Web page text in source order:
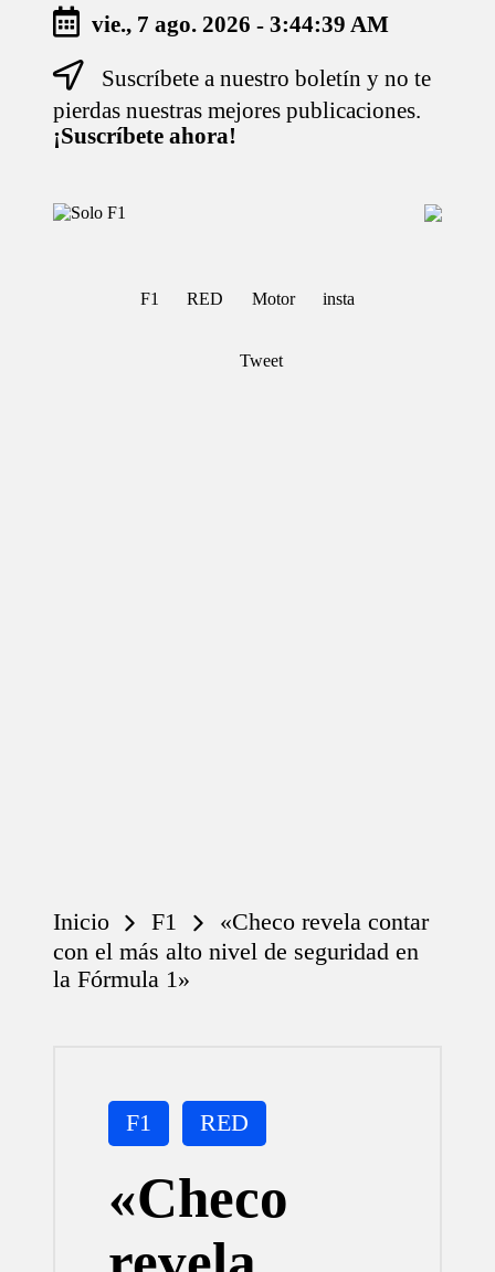
vie., 7 ago. 2026 -3:44:40 AM
Suscríbete a nuestro boletín y no te
pierdas nuestras mejores publicaciones.
¡Suscríbete ahora!
S
Para
F1 RED Motor insta
Tweet
Inicio F1
«Checo revela contar
con el más alto nivel de seguridad en
la Fórmula 1»
Publicada
en
F1 RED
«Checo